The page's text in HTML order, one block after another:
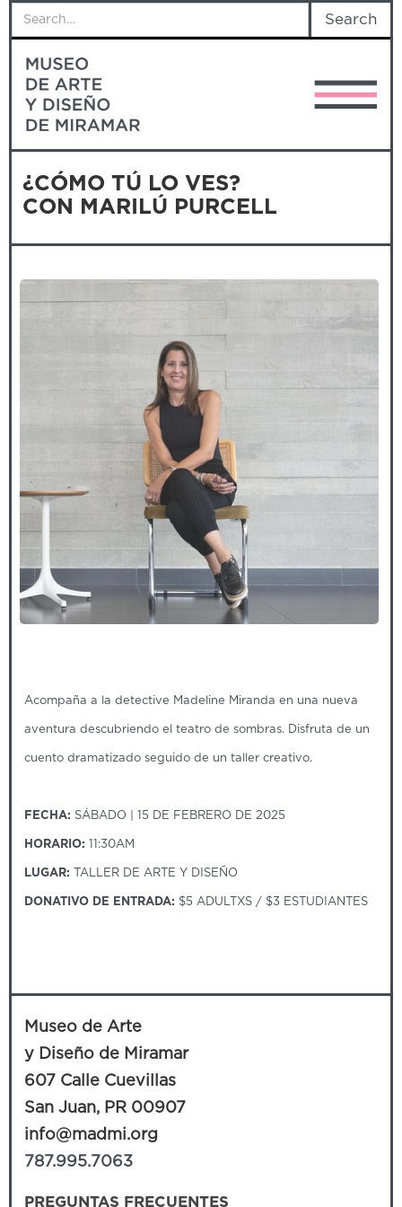
¿CÓMO TÚ LO VES?
CON MARILÚ PURCELL
Acompaña a la detective Madeline Miranda en una nueva
aventura descubriendo el teatro de sombras. Disfruta de un
cuento dramatizado seguido de un taller creativo.
FECHA: SÁBADO | 15 DE FEBRERO DE 2025
HORARIO: 11:30AM
LUGAR: TALLER DE ARTE Y DISEÑO
DONATIVO DE ENTRADA: $5 ADULTXS / $3 ESTUDIANTES
Museo de Arte
y Diseño de Miramar
607 Calle Cuevillas
San Juan, PR 00907
info@madmi.org
787.995.7063
PREGUNTAS FRECUENTES